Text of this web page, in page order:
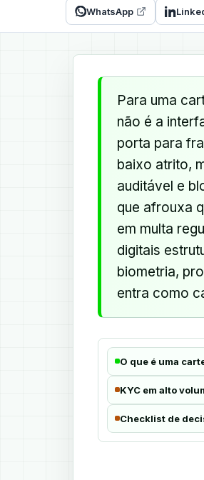
WhatsApp
Para uma
não é a
porta para
baixo atrito,
auditável e
que afrouxa
em multa
digitais
biometria,
entra como
O que é uma
KYC em alto
Checklist de